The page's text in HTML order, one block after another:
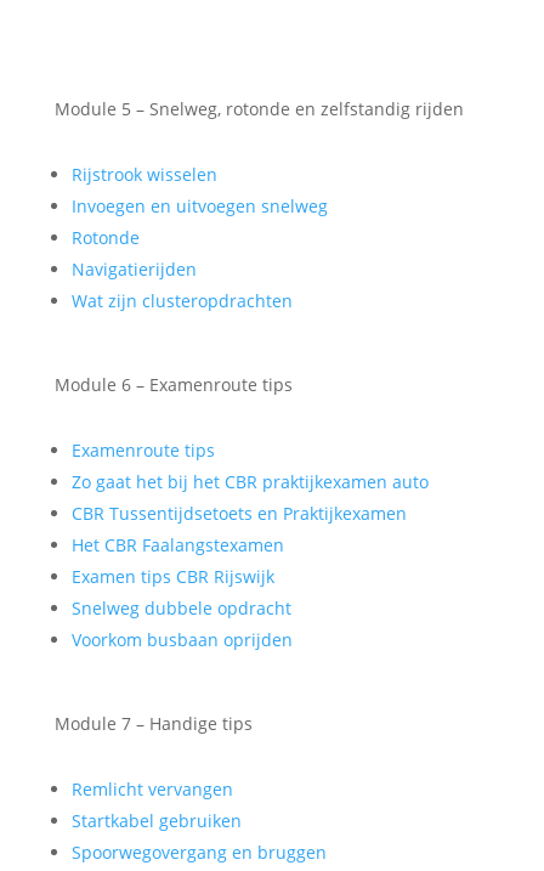
Module 5 – Snelweg, rotonde en zelfstandig rijden
Rijstrook wisselen
Invoegen en uitvoegen snelweg
Rotonde
Navigatierijden
Wat zijn clusteropdrachten
Module 6 – Examenroute tips
Examenroute tips
Zo gaat het bij het CBR praktijkexamen auto
CBR Tussentijdsetoets en Praktijkexamen
Het CBR Faalangstexamen
Examen tips CBR Rijswijk
Snelweg dubbele opdracht
Voorkom busbaan oprijden
Module 7 – Handige tips
Remlicht vervangen
Startkabel gebruiken
Spoorwegovergang en bruggen